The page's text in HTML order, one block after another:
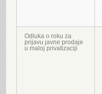
Odluka o roku za
prijavu javne prodaje
u maloj privatizaciji